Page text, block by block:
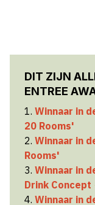
DIT ZIJN
ENTREE
1. Winnaar in
20 Rooms'
2. Winnaar in
Rooms'
3. Winnaar in
Drink
4. Winnaar in